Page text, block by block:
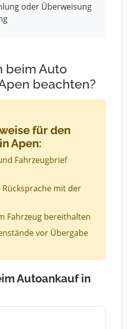
oder Überweisung
beim Auto
beachten?
für den
Apen:
Fahrzeugbrief
Rücksprache mit der
Fahrzeug bereithalten
vor Übergabe
Autoankauf in